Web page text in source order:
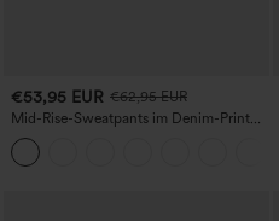
€53,95 EUR €62,95 EUR
Mid-Rise-Sweatpants im Denim-Print
aus French Terry, lässig, mit Taschen